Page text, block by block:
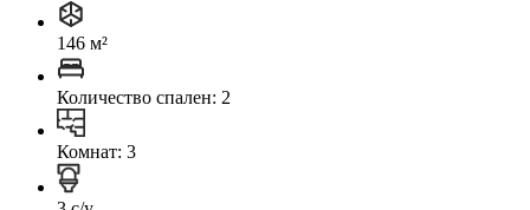
146 м²
Количество спален: 2
Комнат: 3